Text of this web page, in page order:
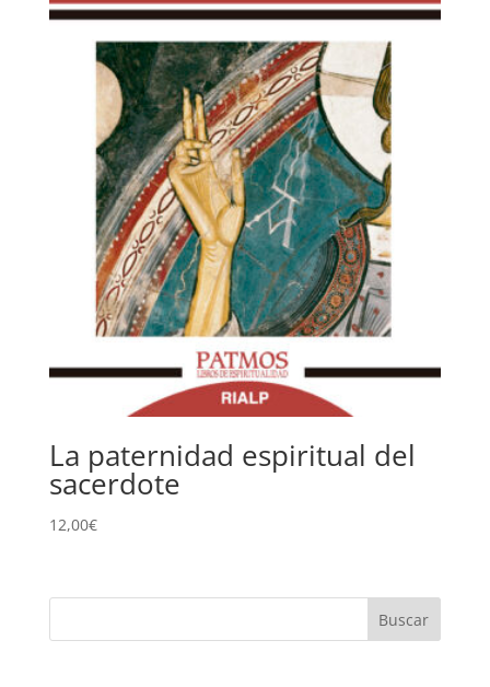
La paternidad espiritual del
sacerdote
12,00€